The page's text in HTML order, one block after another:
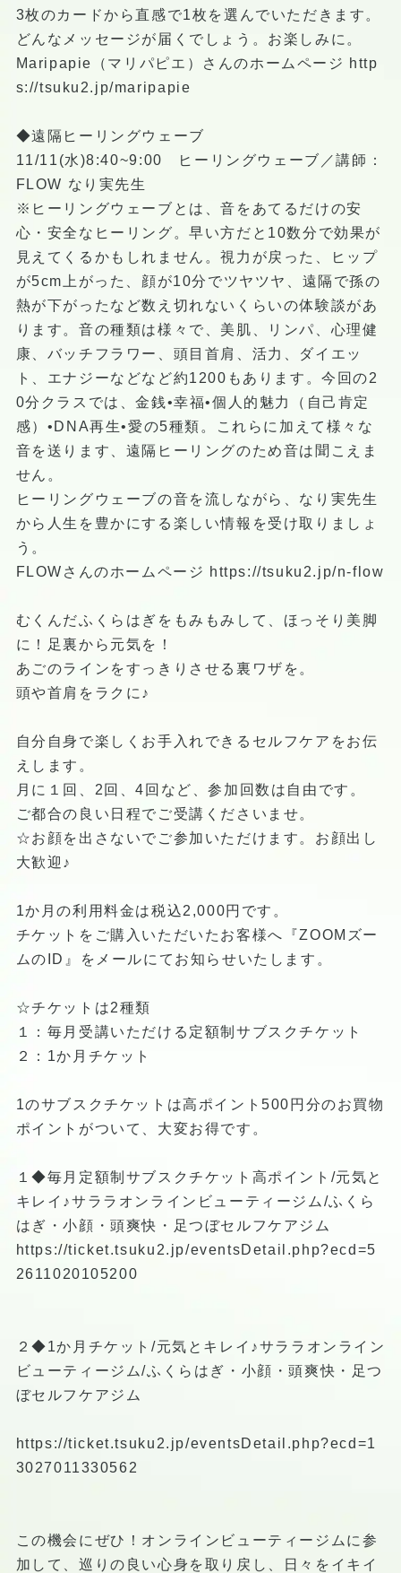
3枚のカードから直感で1枚を選んでいただきます。
どんなメッセージが届くでしょう。お楽しみに。
Maripapie（マリパピエ）さんのホームページ http
s://tsuku2.jp/maripapie
◆遠隔ヒーリングウェーブ
11/11(水)8:40~9:00 ヒーリングウェーブ／講師：
FLOW なり実先生
※ヒーリングウェーブとは、音をあてるだけの安
心・安全なヒーリング。早い方だと10数分で効果が
見えてくるかもしれません。視力が戻った、ヒップ
が5cm上がった、顔が10分でツヤツヤ、遠隔で孫の
熱が下がったなど数え切れないくらいの体験談があ
ります。音の種類は様々で、美肌、リンパ、心理健
康、バッチフラワー、頭目首肩、活力、ダイエッ
ト、エナジーなどなど約1200もあります。今回の2
0分クラスでは、金銭•幸福•個人的魅力（自己肯定
感）•DNA再生•愛の5種類。これらに加えて様々な
音を送ります、遠隔ヒーリングのため音は聞こえま
せん。
ヒーリングウェーブの音を流しながら、なり実先生
から人生を豊かにする楽しい情報を受け取りましょ
う。
FLOWさんのホームページ https://tsuku2.jp/n-flow
むくんだふくらはぎをもみもみして、ほっそり美脚
に！足裏から元気を！
あごのラインをすっきりさせる裏ワザを。
頭や首肩をラクに♪
自分自身で楽しくお手入れできるセルフケアをお伝
えします。
月に１回、2回、4回など、参加回数は自由です。
ご都合の良い日程でご受講くださいませ。
☆お顔を出さないでご参加いただけます。お顔出し
大歓迎♪
1か月の利用料金は税込2,000円です。
チケットをご購入いただいたお客様へ『ZOOMズー
ムのID』をメールにてお知らせいたします。
☆チケットは2種類
１：毎月受講いただける定額制サブスクチケット
２：1か月チケット
1のサブスクチケットは高ポイント500円分のお買物
ポイントがついて、大変お得です。
１◆毎月定額制サブスクチケット高ポイント/元気と
キレイ♪サララオンラインビューティージム/ふくら
はぎ・小顔・頭爽快・足つぼセルフケアジム
https://ticket.tsuku2.jp/eventsDetail.php?ecd=5
2611020105200
２◆1か月チケット/元気とキレイ♪サララオンライン
ビューティージム/ふくらはぎ・小顔・頭爽快・足つ
ぼセルフケアジム
https://ticket.tsuku2.jp/eventsDetail.php?ecd=1
3027011330562
この機会にぜひ！オンラインビューティージムに参
加して、巡りの良い心身を取り戻し、日々をイキイ